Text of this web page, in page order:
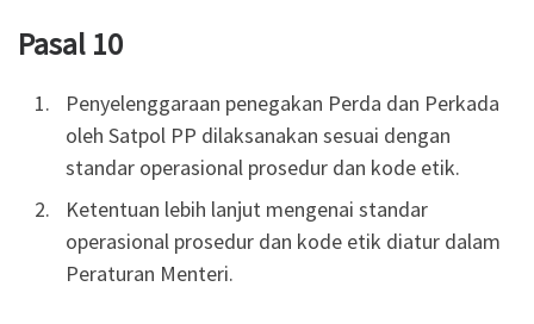
Pasal 10
Penyelenggaraan penegakan Perda dan Perkada
oleh Satpol PP dilaksanakan sesuai dengan
standar operasional prosedur dan kode etik.
Ketentuan lebih lanjut mengenai standar
operasional prosedur dan kode etik diatur dalam
Peraturan Menteri.